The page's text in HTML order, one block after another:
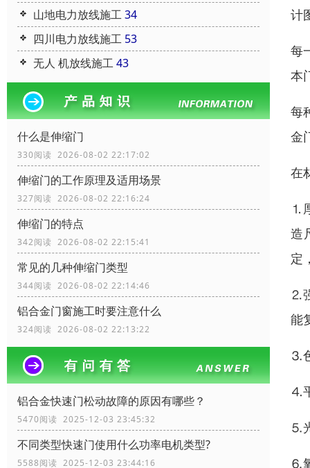
山地电力放线施工34
四川电力放线施工 53
无人 机放线施工43
什么是伸缩门
330阅读 2026-08-02 22:17:02
伸缩门的工作原理及适用场景
327阅读 2026-08-02 22:16:24
伸缩门的特点
342阅读 2026-08-02 22:15:41
常见的几种伸缩门类型
344阅读 2026-08-02 22:14:46
铝合金门窗施工时要注意什么
324阅读 2026-08-02 22:13:22
铝合金快速门松动故障的原因有哪些？
5470阅读 2025-12-03 23:45:32
不同类型快速门使用什么功率电机类型?
5588阅读 2025-12-03 23:44:16
计
每
本
每
金
在
⒈
造
定
⒉
能
⒊
⒋
⒌
⒍